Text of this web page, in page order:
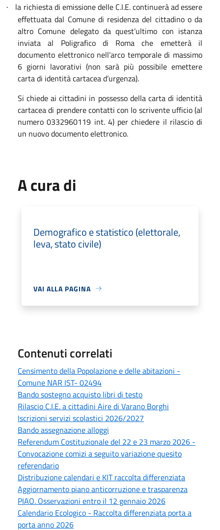
·
la richiesta di emissione delle C.I.E. continuerà ad essere
effettuata dal Comune di residenza del cittadino o da
altro Comune delegato da quest’ultimo con istanza
inviata al Poligrafico di Roma che emetterà il
documento elettronico nell’arco temporale di massimo
6 giorni lavorativi (non sarà più possibile emettere
carta di identità cartacea d’urgenza).
Si chiede ai cittadini in possesso della carta di identità
cartacea di prendere contatti con lo scrivente ufficio (al
numero 0332960119 int. 4) per chiedere il rilascio di
un nuovo documento elettronico.
A cura di
Demografico e statistico (elettorale,
leva, stato civile)
VAI ALLA PAGINA
Contenuti correlati
Censimento della Popolazione e delle abitazioni -
Comune NAR IST- 02494
Bando sostegno acquisto libri di testo
Rilascio C.I.E. a cittadini Aire di Varano Borghi
Iscrizioni servizi scolastici 2026/2027
Bando assegnazione alloggi
Referendum Costituzionale del 22 e 23 marzo 2026 -
Convocazione comizi a seguito variazione quesito
referendario
Distribuzione calendari e KIT raccolta differenziata
Aggiornamento piano anticorruzione e trasparenza
PIAO. Osservazioni entro il 12 gennaio 2026
Calendario Ecologico - Raccolta differenziata porta a
porta anno 2026